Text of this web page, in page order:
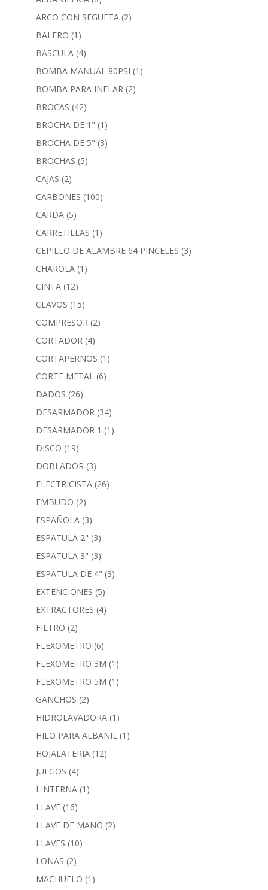
ARCO CON SEGUETA (2)
BALERO (1)
BASCULA (4)
BOMBA MANUAL 80PSI (1)
BOMBA PARA INFLAR (2)
BROCAS (42)
BROCHA DE 1" (1)
BROCHA DE 5" (3)
BROCHAS (5)
CAJAS (2)
CARBONES (100)
CARDA (5)
CARRETILLAS (1)
CEPILLO DE ALAMBRE 64 PINCELES (3)
CHAROLA (1)
CINTA (12)
CLAVOS (15)
COMPRESOR (2)
CORTADOR (4)
CORTAPERNOS (1)
CORTE METAL (6)
DADOS (26)
DESARMADOR (34)
DESARMADOR 1 (1)
DISCO (19)
DOBLADOR (3)
ELECTRICISTA (26)
EMBUDO (2)
ESPAÑOLA (3)
ESPATULA 2" (3)
ESPATULA 3" (3)
ESPATULA DE 4" (3)
EXTENCIONES (5)
EXTRACTORES (4)
FILTRO (2)
FLEXOMETRO (6)
FLEXOMETRO 3M (1)
FLEXOMETRO 5M (1)
GANCHOS (2)
HIDROLAVADORA (1)
HILO PARA ALBAÑIL (1)
HOJALATERIA (12)
JUEGOS (4)
LINTERNA (1)
LLAVE (16)
LLAVE DE MANO (2)
LLAVES (10)
LONAS (2)
MACHUELO (1)